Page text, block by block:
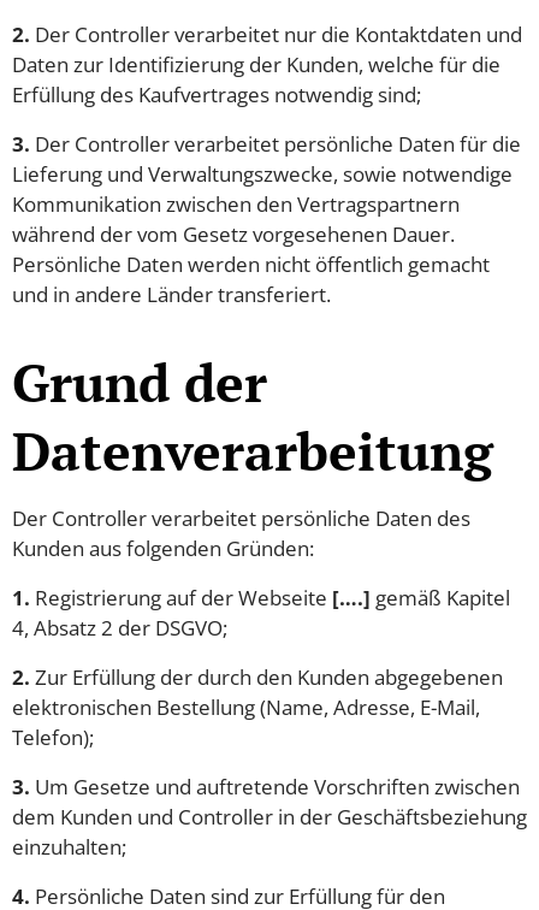
2. Der Controller verarbeitet nur die Kontaktdaten und
Daten zur Identifizierung der Kunden, welche für die
Erfüllung des Kaufvertrages notwendig sind;
3. Der Controller verarbeitet persönliche Daten für die
Lieferung und Verwaltungszwecke, sowie notwendige
Kommunikation zwischen den Vertragspartnern
während der vom Gesetz vorgesehenen Dauer.
Persönliche Daten werden nicht öffentlich gemacht
und in andere Länder transferiert.
Grund der
Datenverarbeitung
Der Controller verarbeitet persönliche Daten des
Kunden aus folgenden Gründen:
1. Registrierung auf der Webseite [….] gemäß Kapitel
4, Absatz 2 der DSGVO;
2. Zur Erfüllung der durch den Kunden abgegebenen
elektronischen Bestellung (Name, Adresse, E-Mail,
Telefon);
3. Um Gesetze und auftretende Vorschriften zwischen
dem Kunden und Controller in der Geschäftsbeziehung
einzuhalten;
4. Persönliche Daten sind zur Erfüllung für den